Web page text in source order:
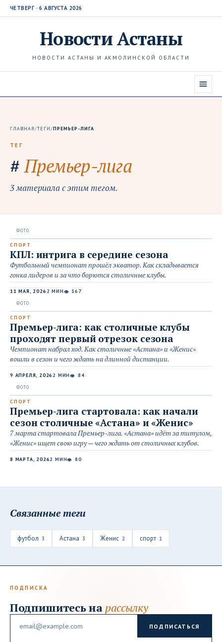
ЧЕТВЕРГ · 6 АВГУСТА 2026
НовостиАстаны
НОВОСТИ АСТАНЫ И АКМОЛИНСКОЙ ОБЛАСТИ
ГЛАВНАЯ/ТЕГИ/ПРЕМЬЕР-ЛИГА
ТЕГ
#Премьер-лига
3 материала с этим тегом.
СПОРТ
КПЛ: интрига в середине сезона
Футбольный чемпионат прошёл экватор. Как складывается
гонка лидеров и за что борются столичные клубы.
11 МАЯ, 2026 2 МИН👁 167
СПОРТ
Премьер-лига: как столичные клубы
проходят первый отрезок сезона
Чемпионат набрал ход. Как столичные «Астана» и «Женис»
вошли в сезон и чего ждать на длинной дистанции.
9 АПРЕЛЯ, 2026 2 МИН👁 84
СПОРТ
Премьер-лига стартовала: как начали
сезон столичные «Астана» и «Женис»
7 марта стартовала Премьер-лига. «Астана» идёт за титулом,
«Женис» ищет свою игру — чего ждать от столичных клубов.
8 МАРТА, 20262 МИН👁 80
Связанные теги
футбол 3 Астана 3 Женис 2 спорт 1
ПОДПИСКА
Подпишитесь на рассылку
ПОДПИСАТЬСЯ